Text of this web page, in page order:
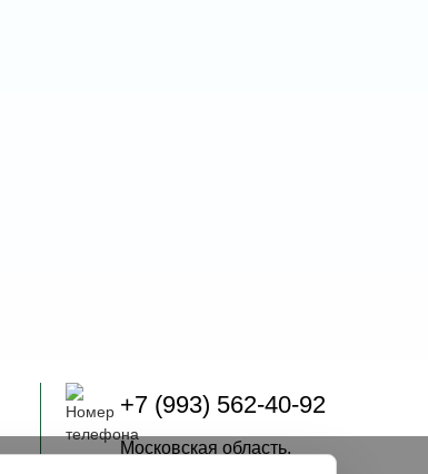
+7 (993) 562-40-92
Московская область,